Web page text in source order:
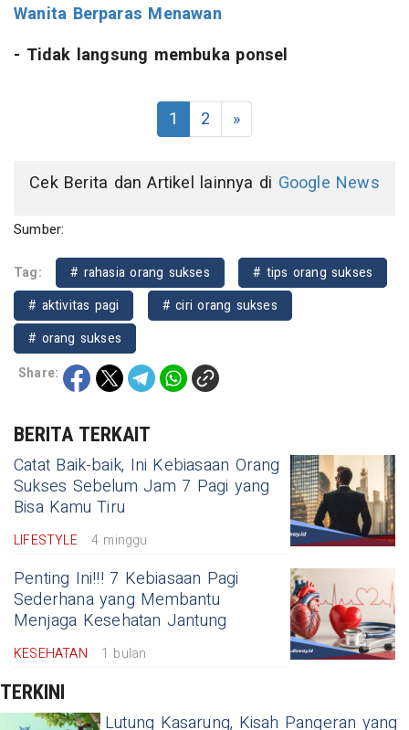
Wanita Berparas Menawan
- Tidak langsung membuka ponsel
1 2 »
Cek Berita dan Artikel lainnya di Google News
Sumber:
Tag: # rahasia orang sukses
# tips orang sukses
# aktivitas pagi
# ciri orang sukses
# orang sukses
Share:
BERITA TERKAIT
Catat Baik-baik, Ini Kebiasaan Orang
Sukses Sebelum Jam 7 Pagi yang
Bisa Kamu Tiru
LIFESTYLE 4 minggu
Penting Ini!!! 7 Kebiasaan Pagi
Sederhana yang Membantu
Menjaga Kesehatan Jantung
KESEHATAN 1 bulan
TERKINI
Lutung Kasarung, Kisah Pangeran yang